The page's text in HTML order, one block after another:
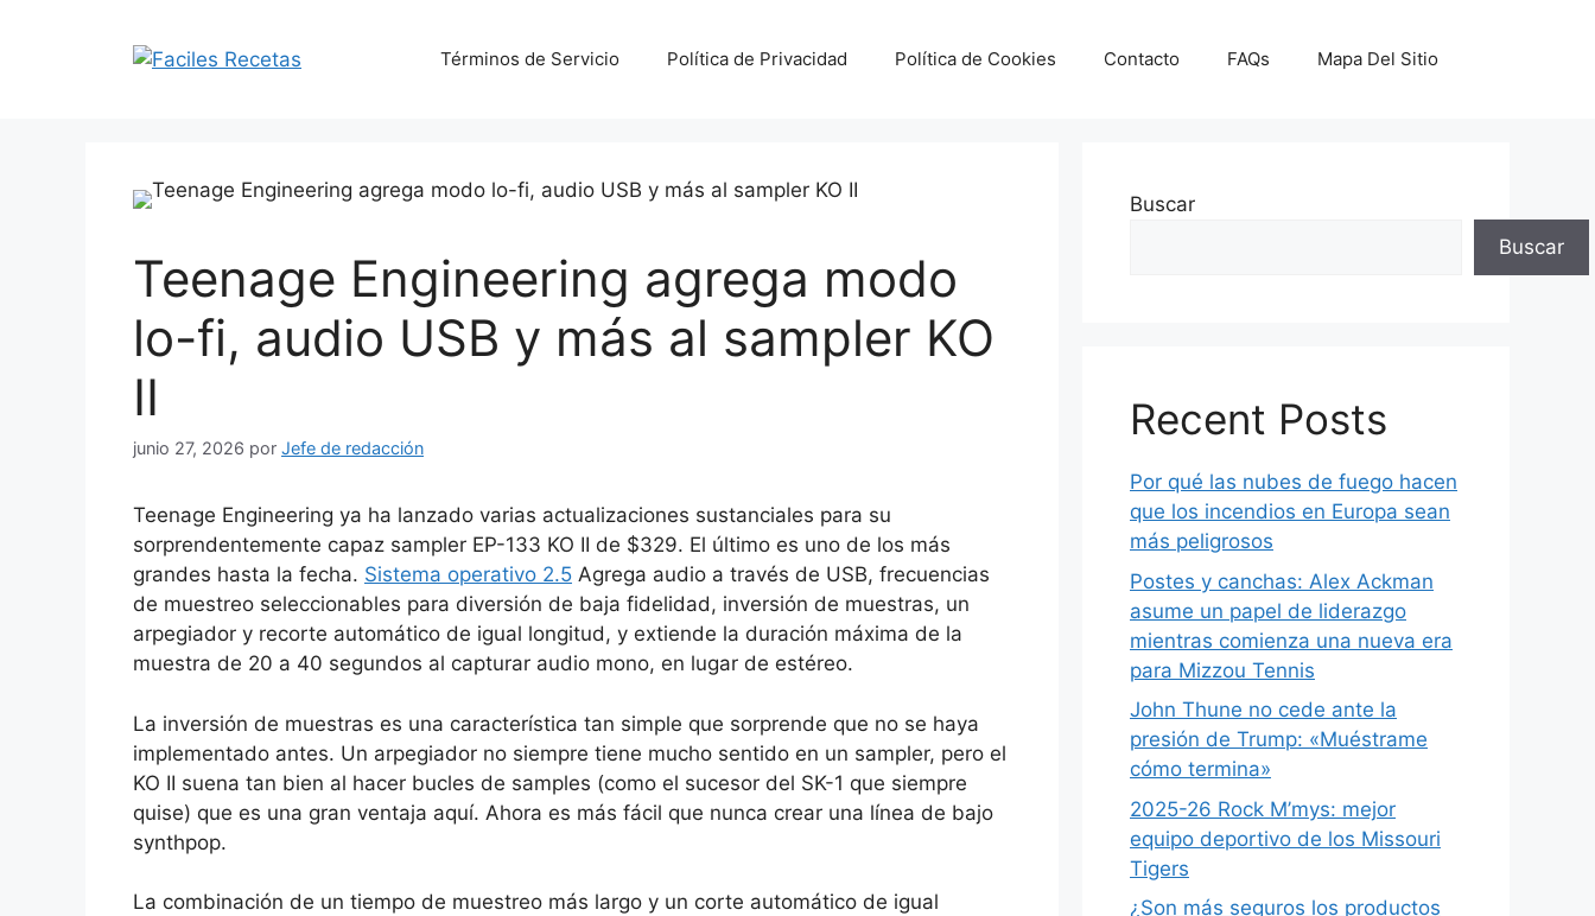
Términos de Servicio Política de Privacidad Política de Cookies Contacto FAQs Mapa Del Sitio
Teenage Engineering agrega modo
lo-fi, audio USB y más al sampler KO
II
junio 27, 2026 por Jefe de redacción
Teenage Engineering ya ha lanzado varias actualizaciones sustanciales para su
sorprendentemente capaz sampler EP-133 KO II de $329. El último es uno de los más
grandes hasta la fecha. Sistema operativo 2.5 Agrega audio a través de USB, frecuencias
de muestreo seleccionables para diversión de baja fidelidad, inversión de muestras, un
arpegiador y recorte automático de igual longitud, y extiende la duración máxima de la
muestra de 20 a 40 segundos al capturar audio mono, en lugar de estéreo.
La inversión de muestras es una característica tan simple que sorprende que no se haya
implementado antes. Un arpegiador no siempre tiene mucho sentido en un sampler, pero el
KO II suena tan bien al hacer bucles de samples (como el sucesor del SK-1 que siempre
quise) que es una gran ventaja aquí. Ahora es más fácil que nunca crear una línea de bajo
synthpop.
La combinación de un tiempo de muestreo más largo y un corte automático de igual
Buscar
Buscar
Recent Posts
Por qué las nubes de fuego hacen
que los incendios en Europa sean
más peligrosos
Postes y canchas: Alex Ackman
asume un papel de liderazgo
mientras comienza una nueva era
para Mizzou Tennis
John Thune no cede ante la
presión de Trump: «Muéstrame
cómo termina»
2025-26 Rock M’mys: mejor
equipo deportivo de los Missouri
Tigers
¿Son más seguros los productos